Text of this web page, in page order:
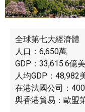
全球第七大經濟體
人口：6,650萬
GDP：33,615.6億
人均GDP：48,982
在港法國公司：
與香港貿易：歐盟